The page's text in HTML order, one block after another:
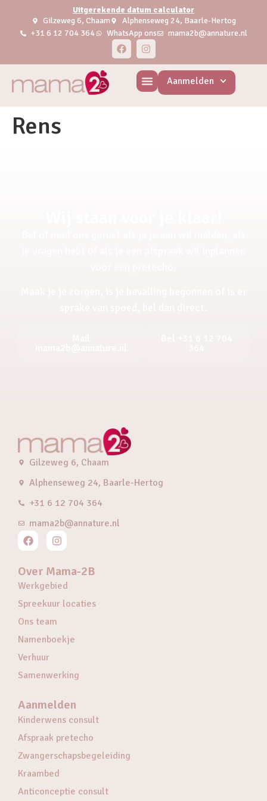
Uitgerekende datum calculator
Gilzeweg 6, Chaam
Alphenseweg 24, Baarle-Hertog
+31 6 12 704 364
WhatsApp ons mama2b@annature.nl
Aanmelden
Rens
Gilzeweg 6, Chaam
Alphenseweg 24, Baarle-Hertog
+31 6 12 704 364
mama2b@annature.nl
Over Mama-2B
Werkgebied
Spreekuur locaties
Ons team
Namenboekje
Verhuur
Samenwerking
Aanmelden
Kinderwens consult
Afspraak pretecho
Zwangerschapsbegeleiding
Kraambed
Anticonceptie consult